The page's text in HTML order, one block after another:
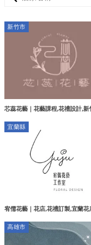
新竹市
芯蕊花藝｜花藝課程,花禮設計,新
宜蘭縣
宥儒花藝｜花店,花禮訂製,宜蘭花
高雄市